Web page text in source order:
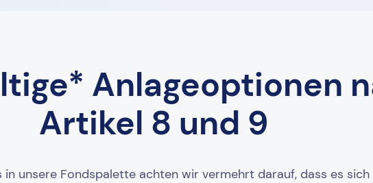
Anlageoptionen
Artikel 8 und 9
in unsere Fondspalette achten wir vermehrt darauf, dass es